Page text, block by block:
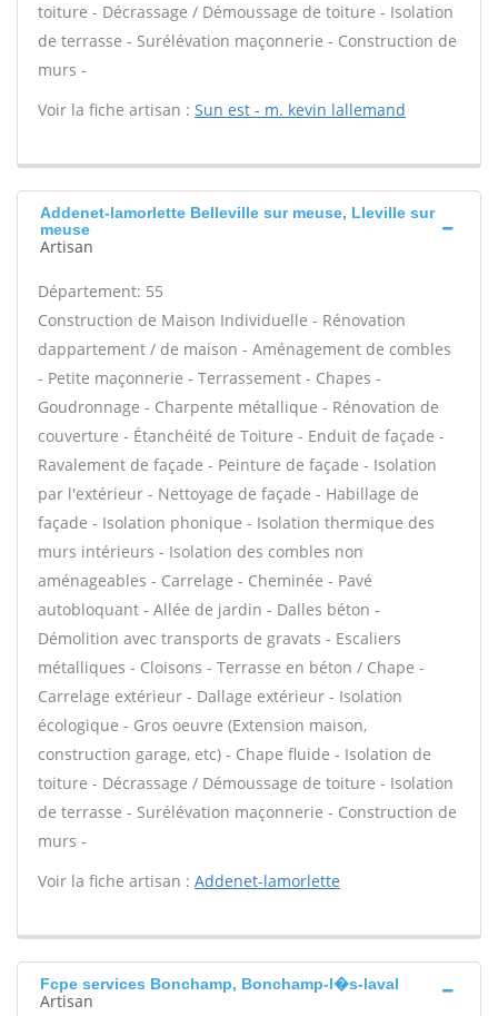
toiture - Décrassage / Démoussage de toiture - Isolation
de terrasse - Surélévation maçonnerie - Construction de
murs -
Voir la fiche artisan : Sun est - m. kevin lallemand
Addenet-lamorlette Belleville sur meuse, Lleville sur
meuse
Artisan
Département: 55
Construction de Maison Individuelle - Rénovation
dappartement / de maison - Aménagement de combles
- Petite maçonnerie - Terrassement - Chapes -
Goudronnage - Charpente métallique - Rénovation de
couverture - Étanchéité de Toiture - Enduit de façade -
Ravalement de façade - Peinture de façade - Isolation
par l'extérieur - Nettoyage de façade - Habillage de
façade - Isolation phonique - Isolation thermique des
murs intérieurs - Isolation des combles non
aménageables - Carrelage - Cheminée - Pavé
autobloquant - Allée de jardin - Dalles béton -
Démolition avec transports de gravats - Escaliers
métalliques - Cloisons - Terrasse en béton / Chape -
Carrelage extérieur - Dallage extérieur - Isolation
écologique - Gros oeuvre (Extension maison,
construction garage, etc) - Chape fluide - Isolation de
toiture - Décrassage / Démoussage de toiture - Isolation
de terrasse - Surélévation maçonnerie - Construction de
murs -
Voir la fiche artisan : Addenet-lamorlette
Fcpe services Bonchamp, Bonchamp-l�s-laval
Artisan